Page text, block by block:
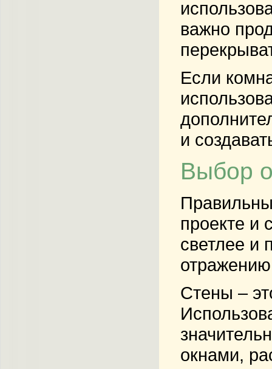
важно
Если
и
Выбор
проекте и
светлее и
Стены –
окнами,